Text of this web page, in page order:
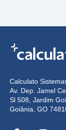
Calculato
Av. Dep. Jamel
Sl 508, Jardim
Goiânia, GO